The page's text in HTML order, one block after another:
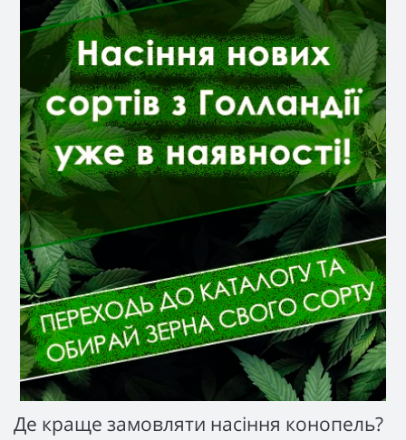
Де краще замовляти насіння конопель?